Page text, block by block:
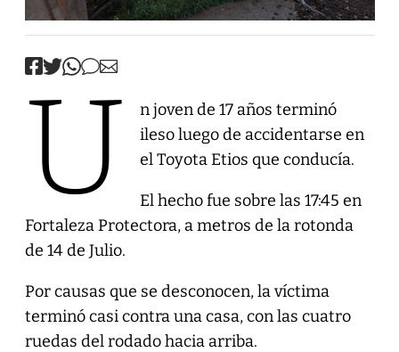
U
n joven de 17 años terminó
ileso luego de accidentarse en
el Toyota Etios que conducía.
El hecho fue sobre las 17:45 en
Fortaleza Protectora, a metros de la rotonda
de 14 de Julio.
Por causas que se desconocen, la víctima
terminó casi contra una casa, con las cuatro
ruedas del rodado hacia arriba.